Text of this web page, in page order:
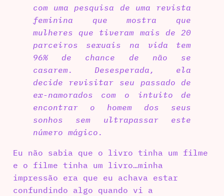
com uma pesquisa de uma revista
feminina que mostra que
mulheres que tiveram mais de 20
parceiros sexuais na vida tem
96% de chance de não se
casarem. Desesperada, ela
decide revisitar seu passado de
ex-namorados com o intuito de
encontrar o homem dos seus
sonhos sem ultrapassar este
número mágico.
Eu não sabia que o livro tinha um filme
e o filme tinha um livro…minha
impressão era que eu achava estar
confundindo algo quando vi a